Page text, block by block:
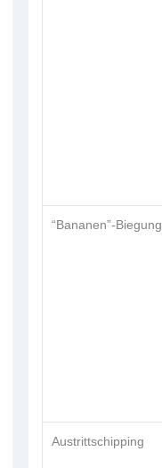
“Bananen”-Biegung
Austrittschipping